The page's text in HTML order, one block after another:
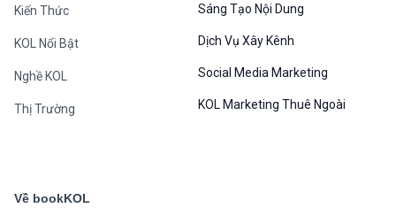
Kiến Thức
KOL Nổi Bật
Nghề KOL
Thị Trường
Sáng Tạo Nội Dung
Dịch Vụ Xây Kênh
Social Media Marketing
KOL Marketing Thuê Ngoài
Về bookKOL